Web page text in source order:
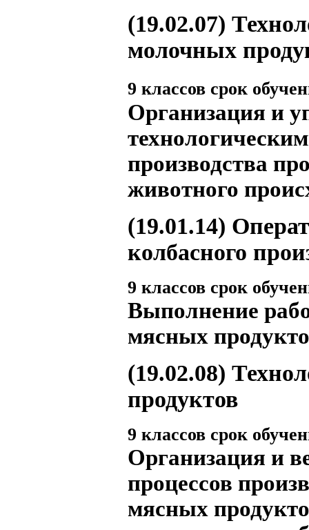
(19.02.07)
молочных
9 классов срок
Организация и
производства
животного
(19.01.14)
колбасного
9 классов срок
Выполнение
мясных
(19.02.08)
продуктов
9 классов срок
Организация и
процессов
мясных